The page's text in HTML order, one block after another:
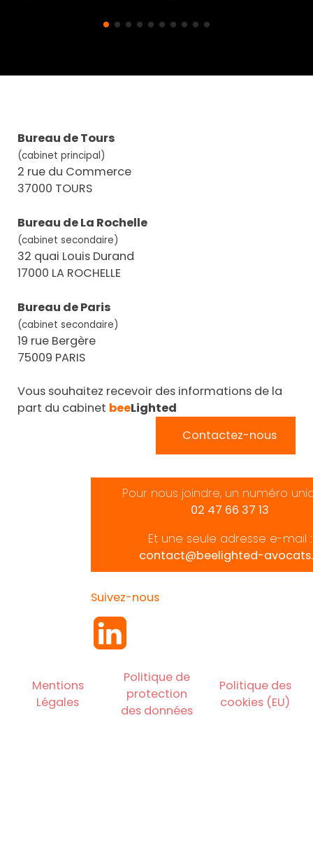
Bureau de Tours
(cabinet principal)
2 rue du Commerce
37000 TOURS
Bureau de La Rochelle
(cabinet secondaire)
32 quai Louis Durand
17000 LA ROCHELLE
Bureau de Paris
(cabinet secondaire)
19 rue Bergère
75009 PARIS
Vous souhaitez recevoir des informations de la
part du cabinet beeLighted
Contactez-nous
Pour nous joindre, un numéro
02 47 66 37 13
Et une seule adresse e-mail :
contact@beelighted-
Suivez-nous
Mentions
Légales
Politique de
protection
des données
Politique des
cookies (EU)